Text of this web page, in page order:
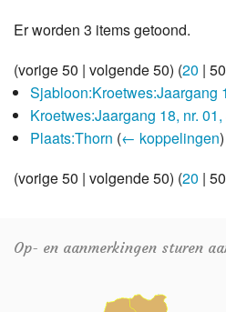
Er worden 3 items getoond.
(vorige 50 | volgende 50) (20 | 50
Sjabloon:Kroetwes:Jaargang
Kroetwes:Jaargang 18, nr.
Plaats:Thorn (← koppelingen)
(vorige 50 | volgende 50) (20 | 50
Op- en aanmerkingen sturen